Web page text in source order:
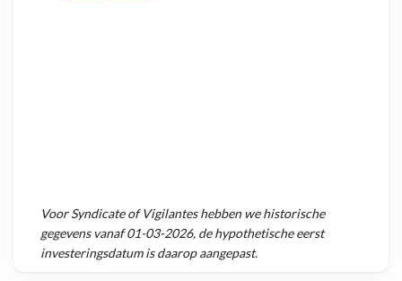
VoorSyndicate of Vigilanteshebben we historische
gegevens vanaf01-03-2026, de hypothetische eerst
investeringsdatum is daarop aangepast.